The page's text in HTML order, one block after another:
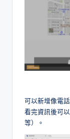
可以新增像電
看完資訊後可
等）。